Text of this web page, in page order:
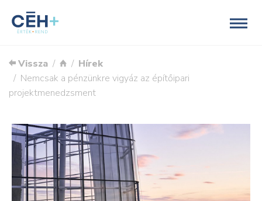
Vissza
Hírek
Nemcsak a pénzünkre vigyáz az építőipari
projektmenedzsment